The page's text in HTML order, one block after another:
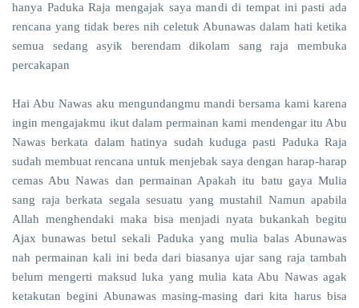
hanya Paduka Raja mengajak saya mandi di tempat ini pasti ada
rencana yang tidak beres nih celetuk Abunawas dalam hati ketika
semua sedang asyik berendam dikolam sang raja membuka
percakapan
Hai Abu Nawas aku mengundangmu mandi bersama kami karena
ingin mengajakmu ikut dalam permainan kami mendengar itu Abu
Nawas berkata dalam hatinya sudah kuduga pasti Paduka Raja
sudah membuat rencana untuk menjebak saya dengan harap-harap
cemas Abu Nawas dan permainan Apakah itu batu gaya Mulia
sang raja berkata segala sesuatu yang mustahil Namun apabila
Allah menghendaki maka bisa menjadi nyata bukankah begitu
Ajax bunawas betul sekali Paduka yang mulia balas Abunawas
nah permainan kali ini beda dari biasanya ujar sang raja tambah
belum mengerti maksud luka yang mulia kata Abu Nawas agak
ketakutan begini Abunawas masing-masing dari kita harus bisa